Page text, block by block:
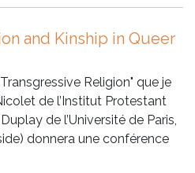
and Kinship in Queer
Religion" que je
de l’Institut Protestant
de l’Université de Paris,
donnera une conférence